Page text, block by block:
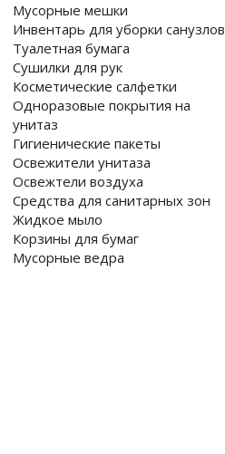
Мусорные мешки
Инвентарь для уборки санузлов
Туалетная бумага
Сушилки для рук
Косметические салфетки
Одноразовые покрытия на
унитаз
Гигиенические пакеты
Освежители унитаза
Освежтели воздуха
Средства для санитарных зон
Жидкое мыло
Корзины для бумаг
Мусорные ведра